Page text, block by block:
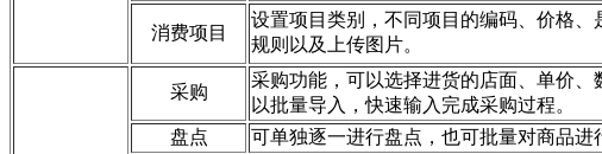
消费项目
设置项目类别，不同项目的编码、价格、
规则以及上传图片。
采购
采购功能，可以选择进货的店面、单价、
以批量导入，快速输入完成采购过程。
盘点
可单独逐一进行盘点，也可批量对商品进